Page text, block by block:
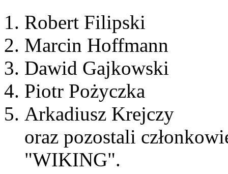
Robert Filipski
Marcin Hoffmann
Dawid Gajkowski
Piotr Pożyczka
Arkadiusz Krejczy
oraz pozostali
"WIKING".